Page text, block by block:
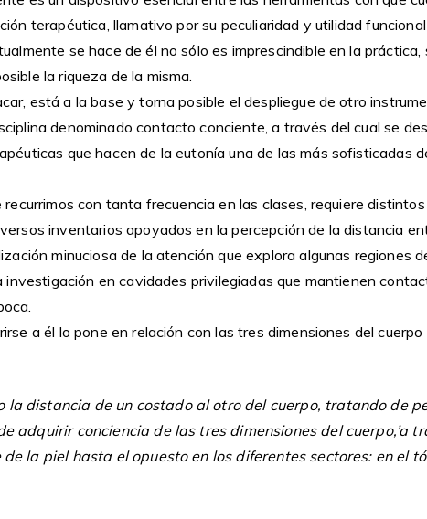
terapéutica, llamativo por su peculiaridad y utilidad
se hace de él no sólo es imprescindible en la práctica,
la riqueza de la misma.
está a la base y torna posible el despliegue de otro
denominado contacto conciente, a través del cual se
que hacen de la eutonía una de las más sofisticadas
recurrimos con tanta frecuencia en las clases, requiere
inventarios apoyados en la percepción de la distancia
minuciosa de la atención que explora algunas regiones
investigación en cavidades privilegiadas que mantienen
a él lo pone en relación con las tres dimensiones del
la distancia de un costado al otro del cuerpo, tratando de
adquirir conciencia de las tres dimensiones del cuerpo,’a
la piel hasta el opuesto en los diferentes sectores: en el